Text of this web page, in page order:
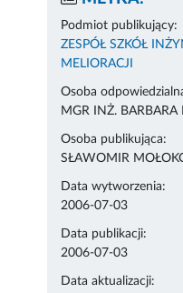
Podmiot publikujący:
ZESPÓŁ SZKÓŁ
MELIORACJI
Osoba
MGR INŻ. BARBARA
Osoba publikująca:
SŁAWOMIR
Data wytworzenia:
2006-07-03
Data publikacji:
2006-07-03
Data aktualizacji: